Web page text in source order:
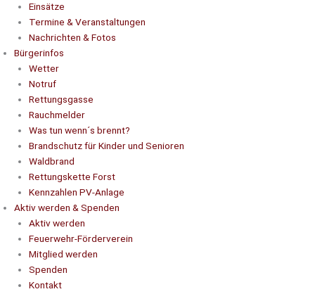
Einsätze
Termine & Veranstaltungen
Nachrichten & Fotos
Bürgerinfos
Wetter
Notruf
Rettungsgasse
Rauchmelder
Was tun wenn´s brennt?
Brandschutz für Kinder und Senioren
Waldbrand
Rettungskette Forst
Kennzahlen PV-Anlage
Aktiv werden & Spenden
Aktiv werden
Feuerwehr-Förderverein
Mitglied werden
Spenden
Kontakt